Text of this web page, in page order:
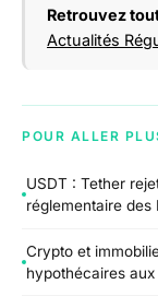
Retrouvez
Actualités
POUR ALLER
USDT : Tether
réglementaire des
Crypto et
hypothécaires aux